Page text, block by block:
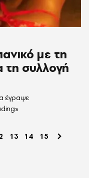
με τη
τη συλλογή
έγραψε
13 14 15